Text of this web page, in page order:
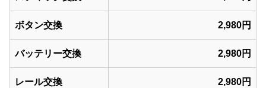
ボタン交換 2,980円
バッテリー交換 2,980円
レール交換 2,980円